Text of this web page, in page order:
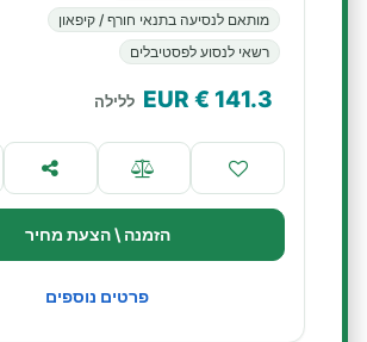
מותאם לנסיעה בתנאי חורף / קיפאון
רשאי לנסוע לפסטיבלים
141.3
€ EUR ללילה
הזמנה \ הצעת מחיר
פרטים נוספים